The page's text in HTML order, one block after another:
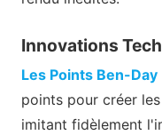
Innovations
Les Points Ben-Day
points pour créer
imitant fidèlement